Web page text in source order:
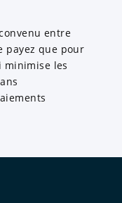
entre
payez que pour
minimise les